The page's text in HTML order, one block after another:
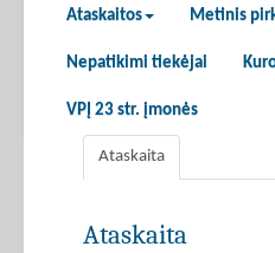
Ataskaitos Metinis
Nepatikimi tiekėjai
VPĮ 23 str. įmonės
Ataskaita
Ataskaita